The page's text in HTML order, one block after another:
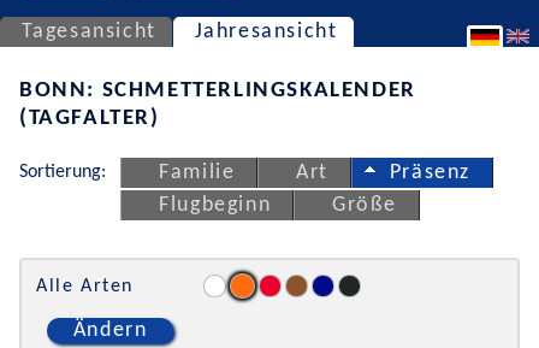
Tagesansicht Jahresansicht
BONN: SCHMETTERLINGSKALENDER
(TAGFALTER)
Sortierung: Familie Art
Präsenz
Flugbeginn
Größe
Alle Arten
Ändern